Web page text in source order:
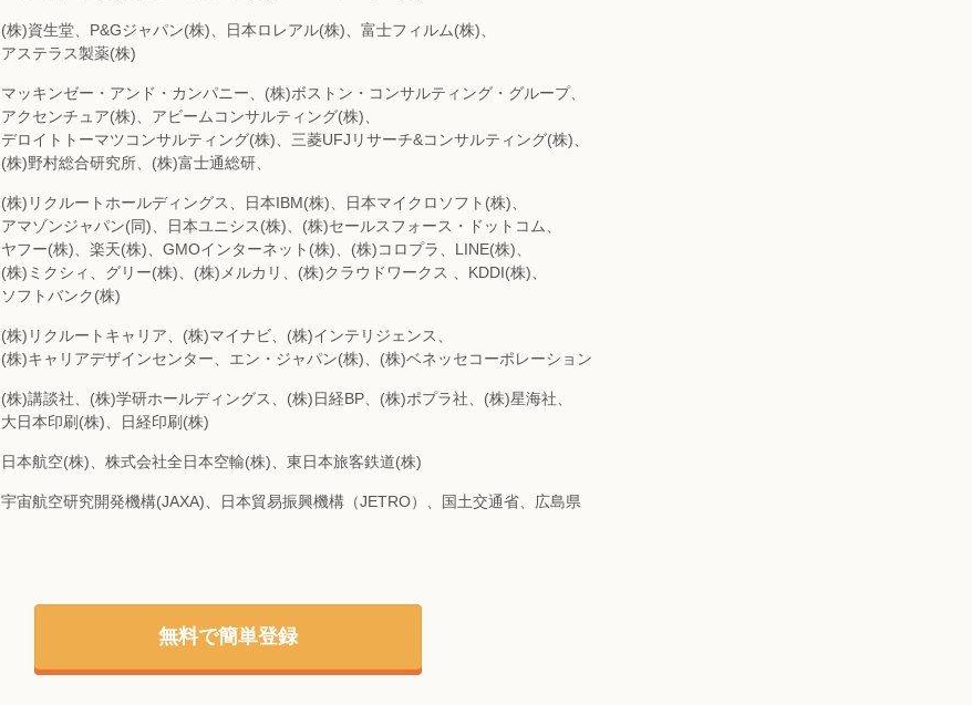
(株)資生堂、P&Gジャパン(株)、日本ロレアル(株)、富士フィルム(株)、
アステラス製薬(株)
マッキンゼー・アンド・カンパニー、(株)ボストン・コンサルティング・グループ、
アクセンチュア(株)、アビームコンサルティング(株)、
デロイトトーマツコンサルティング(株)、三菱UFJリサーチ&コンサルティング(株)、
(株)野村総合研究所、(株)富士通総研、
(株)リクルートホールディングス、日本IBM(株)、日本マイクロソフト(株)、
アマゾンジャパン(同)、日本ユニシス(株)、(株)セールスフォース・ドットコム、
ヤフー(株)、楽天(株)、GMOインターネット(株)、(株)コロプラ、LINE(株)、
(株)ミクシィ、グリー(株)、(株)メルカリ、(株)クラウドワークス 、KDDI(株)、
ソフトバンク(株)
(株)リクルートキャリア、(株)マイナビ、(株)インテリジェンス、
(株)キャリアデザインセンター、エン・ジャパン(株)、(株)ベネッセコーポレーション
(株)講談社、(株)学研ホールディングス、(株)日経BP、(株)ポプラ社、(株)星海社、
大日本印刷(株)、日経印刷(株)
日本航空(株)、株式会社全日本空輸(株)、東日本旅客鉄道(株)
宇宙航空研究開発機構(JAXA)、日本貿易振興機構（JETRO）、国土交通省、広島県
無料で簡単登録